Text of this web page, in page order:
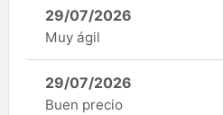
29/07/2026
Muy ágil
29/07/2026
Buen precio